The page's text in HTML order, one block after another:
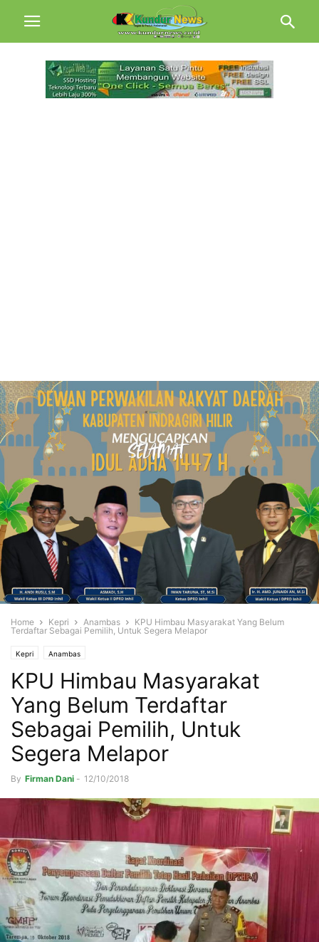
Home Kepri Anambas
KPU Himbau Masyarakat Yang Belum
Terdaftar Sebagai Pemilih, Untuk Segera Melapor
Kepri Anambas
KPU Himbau Masyarakat
Yang Belum Terdaftar
Sebagai Pemilih, Untuk
Segera Melapor
By Firman Dani - 12/10/2018